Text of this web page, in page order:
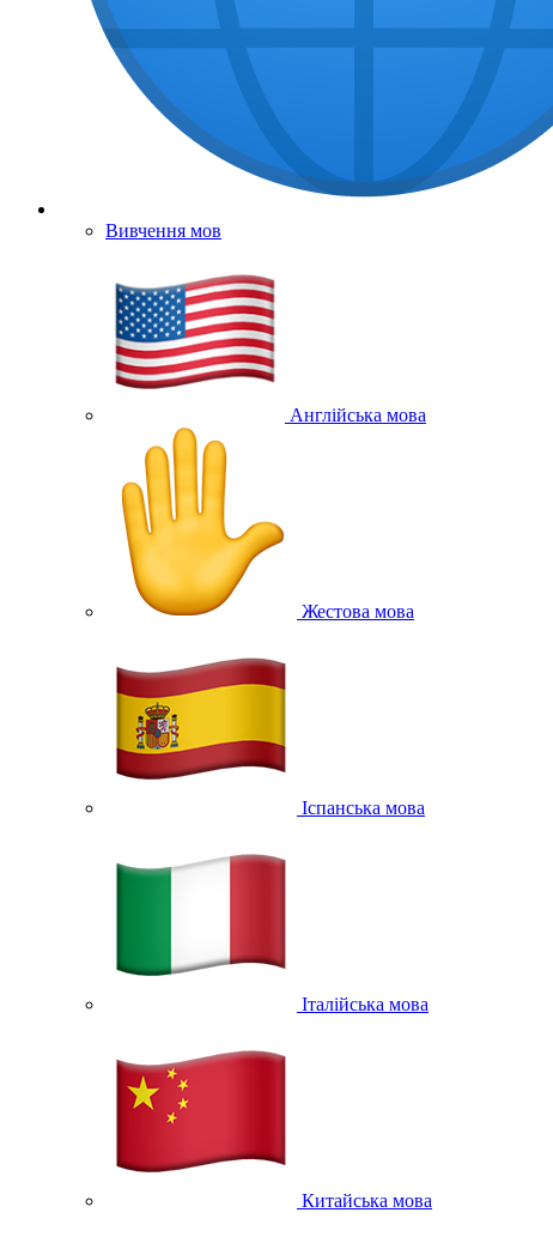
Вивчення мов
Англійська мова
Жестова мова
Іспанська мова
Італійська мова
Китайська мова